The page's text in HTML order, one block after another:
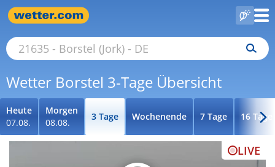
Wetter Borstel 3-Tage Übersicht
Heute
07.08.
Morgen
08.08.
3 Tage Wochenende 7 Tage 16 Tage
LIVE